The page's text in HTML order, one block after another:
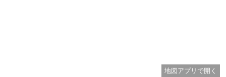
地図アプリで開く